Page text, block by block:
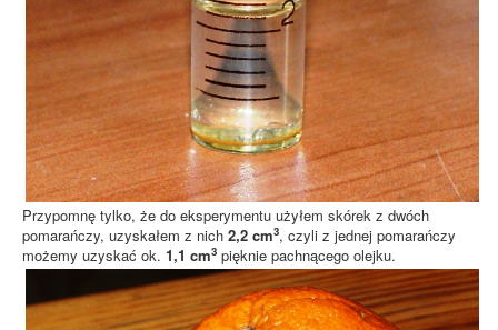
Przypomnę tylko, że do eksperymentu użyłem skórek z dwóch
pomarańczy, uzyskałem z nich 2,2 cm3, czyli z jednej pomarańczy
możemy uzyskać ok. 1,1 cm3 pięknie pachnącego olejku.